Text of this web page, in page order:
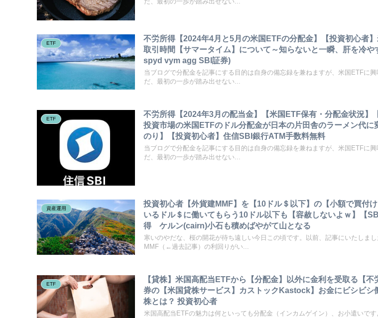
だ、最初の一歩が踏み出せない...
ETF
不労所得【2024年4月と5月の米国ETFの分配金】【投資初心者
取引時間【サマータイム】について～知らないと一瞬、肝を冷
spyd vym agg SBI証券)
当ブログで分配金を記事にする目的は自身の備忘録を兼ねますが、米国ETFに
だ、最初の一歩が踏み出せない...
ETF
不労所得【2024年3月の配当金】【米国ETF保有・分配金状況】
投資市場の米国ETFのドル分配金が日本の片田舎のラーメン代に
のり】【投資初心者】住信SBI銀行ATM手数料無料
当ブログで分配金を記事にする目的は自身の備忘録を兼ねますが、米国ETFに
だ、最初の一歩が踏み出せない...
資産運用
投資初心者【外貨建MMF】を【10ドル＄以下】の【小額で買付
いるドル＄に働いてもらう10ドル以下も【容赦しないよｗ】【
得 ケルン(cairn)小石も積めばやがて山となる
寒いのやだな、桜の開花が待ち遠しい今日この頃です。以前、記事にいたしま
MMF（←過去記事）の利回りがい...
ETF
【貸株】米国高配当ETFから【分配金】以外に金利を受取る【不
券の【米国貸株サービス】カストックKastock】お金にビシビシ
株とは？ 投資初心者
米国高配当ETFの魅力は何といっても分配金（インカムゲイン）、お小遣いで